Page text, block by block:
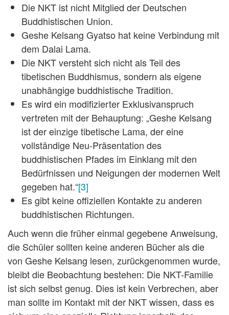
Die NKT ist nicht Mitglied der Deutschen
Buddhistischen Union.
Geshe Kelsang Gyatso hat keine Verbindung mit
dem Dalai Lama.
Die NKT versteht sich nicht als Teil des
tibetischen Buddhismus, sondern als eigene
unabhängige buddhistische Tradition.
Es wird ein modifizierter Exklusivanspruch
vertreten mit der Behauptung: „Geshe Kelsang
ist der einzige tibetische Lama, der eine
vollständige Neu-Präsentation des
buddhistischen Pfades im Einklang mit den
Bedürfnissen und Neigungen der modernen Welt
gegeben hat.“[3]
Es gibt keine offiziellen Kontakte zu anderen
buddhistischen Richtungen.
Auch wenn die früher einmal gegebene Anweisung,
die Schüler sollten keine anderen Bücher als die
von Geshe Kelsang lesen, zurückgenommen wurde,
bleibt die Beobachtung bestehen: Die NKT-Familie
ist sich selbst genug. Dies ist kein Verbrechen, aber
man sollte im Kontakt mit der NKT wissen, dass es